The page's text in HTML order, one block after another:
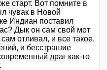
старт. Вот помните в
чувак в Новой
Индиан поставил
Дык он сам свой мот
отливал, и все такое.
и бесстрашие
драг как-то